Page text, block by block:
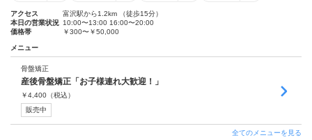
アクセス
富沢駅から1.2km （徒歩15分）
本日の営業状況 10:00〜13:00 16:00〜20:00
価格帯
￥300〜￥50,000
メニュー
骨盤矯正
産後骨盤矯正「お子様連れ大歓迎！」
￥4,400 （税込）
販売中
全てのメニューを見る